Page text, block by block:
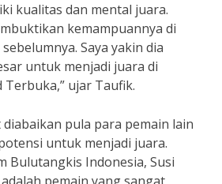
kualitas dan mental juara.
kemampuannya di
Saya yakin dia
untuk menjadi juara di
ujar Taufik.
pula para pemain lain
untuk menjadi juara.
Bulutangkis Indonesia, Susi